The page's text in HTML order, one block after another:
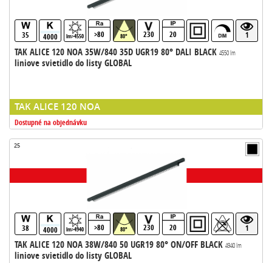
35 4000 lm>4550 >80 80° 230 20 1
TAK ALICE 120 NOA 35W/840 35D UGR19 80° DALI BLACK 4550 lm
liniove svietidlo do listy GLOBAL
TAK ALICE 120 NOA
Dostupné na objednávku
25
38 4000 lm>4940 >80 80° 230 20 1
TAK ALICE 120 NOA 38W/840 50 UGR19 80° ON/OFF BLACK 4940 lm
liniove svietidlo do listy GLOBAL